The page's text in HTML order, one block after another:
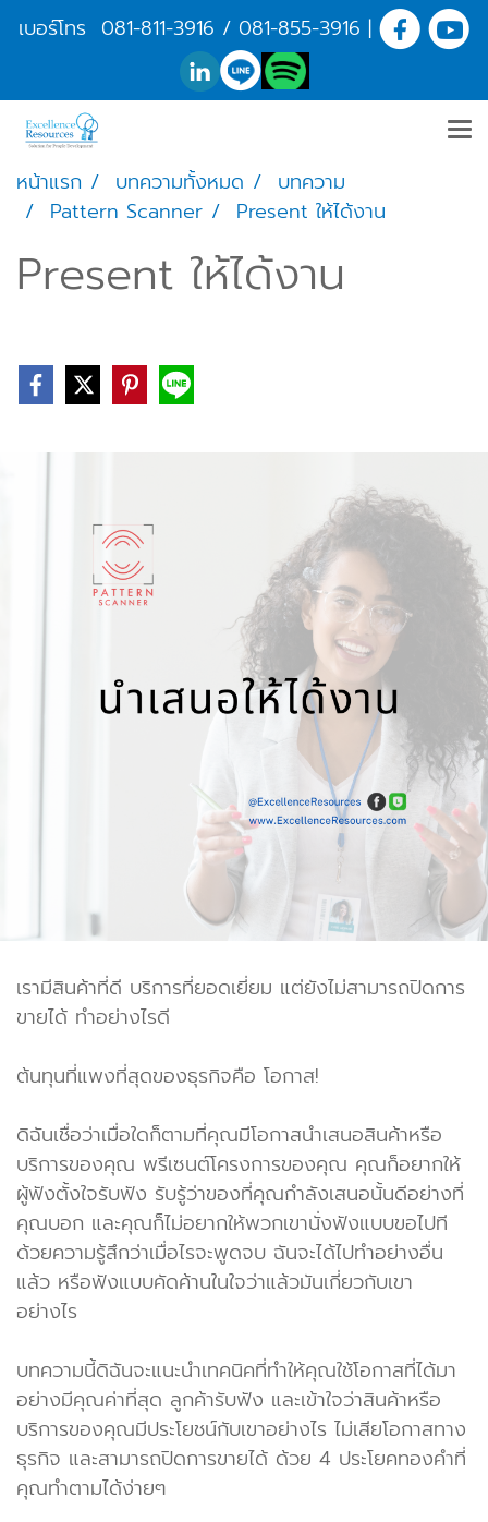
เบอร์โทร 081-811-3916 / 081-855-3916 |
หน้าแรก บทความทั้งหมด
บทความ
Pattern Scanner
Present ให้ได้งาน
Present ให้ได้งาน
เรามีสินค้าที่ดี บริการที่ยอดเยี่ยม แต่ยังไม่สามารถปิดการ
ขายได้ ทำอย่างไรดี
ต้นทุนที่แพงที่สุดของธุรกิจคือ โอกาส!
ดิฉันเชื่อว่าเมื่อใดก็ตามที่คุณมีโอกาสนำเสนอสินค้าหรือ
บริการของคุณ พรีเซนต์โครงการของคุณ คุณก็อยากให้
ผู้ฟังตั้งใจรับฟัง รับรู้ว่าของที่คุณกำลังเสนอนั้นดีอย่างที่
คุณบอก และคุณก็ไม่อยากให้พวกเขานั่งฟังแบบขอไปที
ด้วยความรู้สึกว่าเมื่อไรจะพูดจบ ฉันจะได้ไปทำอย่างอื่น
แล้ว หรือฟังแบบคัดค้านในใจว่าแล้วมันเกี่ยวกับเขา
อย่างไร
บทความนี้ดิฉันจะแนะนำเทคนิคที่ทำให้คุณใช้โอกาสที่ได้มา
อย่างมีคุณค่าที่สุด ลูกค้ารับฟัง และเข้าใจว่าสินค้าหรือ
บริการของคุณมีประโยชน์กับเขาอย่างไร ไม่เสียโอกาสทาง
ธุรกิจ และสามารถปิดการขายได้ ด้วย 4 ประโยคทองคำที่
คุณทำตามได้ง่ายๆ